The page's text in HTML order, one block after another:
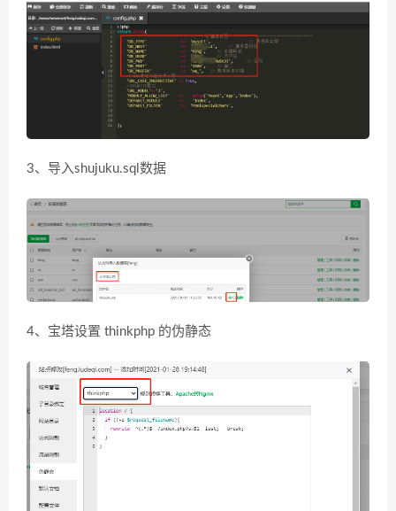
3、导入shujuku.sql数据
4、宝塔设置 thinkphp 的伪静态